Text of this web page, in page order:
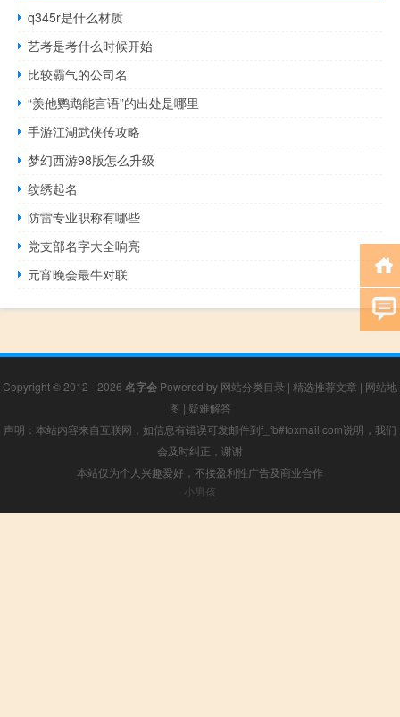
q345r是什么材质
艺考是考什么时候开始
比较霸气的公司名
“羡他鹦鹉能言语”的出处是哪里
手游江湖武侠传攻略
梦幻西游98版怎么升级
纹绣起名
防雷专业职称有哪些
党支部名字大全响亮
元宵晚会最牛对联
Copyright © 2012 - 2026 名字会 Powered by 网站分类目录 | 精选推荐文章 | 网站地
图 | 疑难解答
声明：本站内容来自互联网，如信息有错误可发邮件到f_fb#foxmail.com说明，我们
会及时纠正，谢谢
本站仅为个人兴趣爱好，不接盈利性广告及商业合作
小男孩